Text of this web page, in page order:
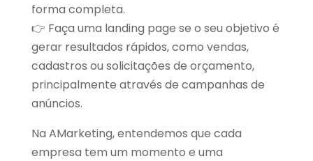
forma completa.
👉 Faça uma landing page se o seu objetivo é
gerar resultados rápidos, como vendas,
cadastros ou solicitações de orçamento,
principalmente através de campanhas de
anúncios.
Na AMarketing, entendemos que cada
empresa tem um momento e uma